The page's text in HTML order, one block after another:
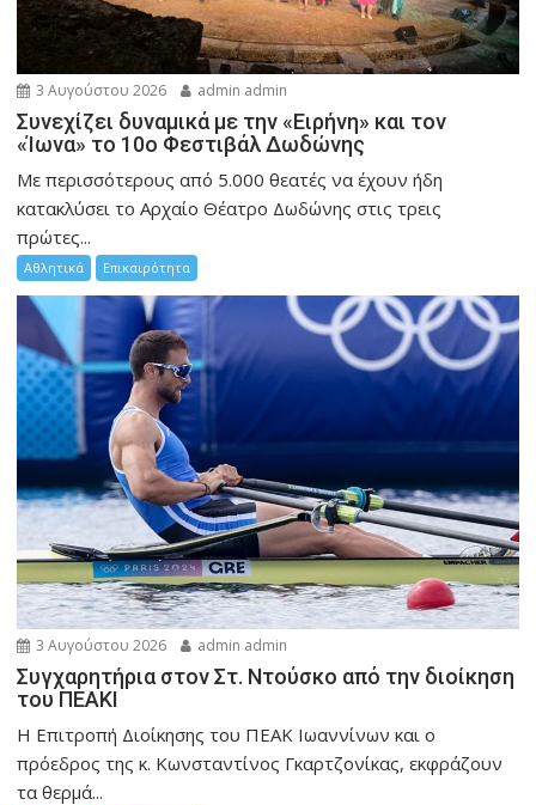
3 Αυγούστου 2026 admin admin
Συνεχίζει δυναμικά με την «Ειρήνη» και τον
«Ίωνα» το 10ο Φεστιβάλ Δωδώνης
Με περισσότερους από 5.000 θεατές να έχουν ήδη
κατακλύσει το Αρχαίο Θέατρο Δωδώνης στις τρεις
πρώτες...
Αθλητικά Επικαιρότητα
3 Αυγούστου 2026 admin admin
Συγχαρητήρια στον Στ. Ντούσκο από την διοίκηση
του ΠΕΑΚΙ
Η Επιτροπή Διοίκησης του ΠΕΑΚ Ιωαννίνων και ο
πρόεδρος της κ. Κωνσταντίνος Γκαρτζονίκας, εκφράζουν
τα θερμά...